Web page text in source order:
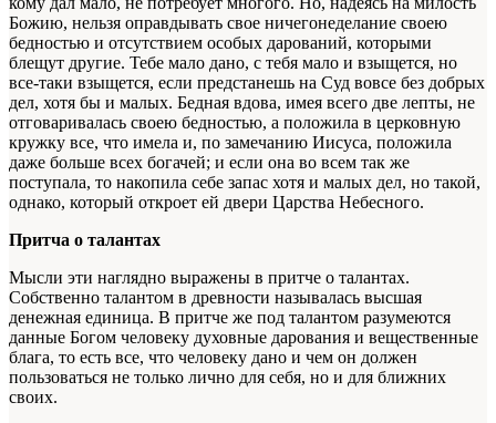
Божию, нельзя оправдывать свое ничегонеделание своею
бедностью и отсутствием особых дарований, которыми
блещут другие. Тебе мало дано, с тебя мало и взыщется, но
все-таки взыщется, если предстанешь на Суд вовсе без добрых
дел, хотя бы и малых. Бедная вдова, имея всего две лепты, не
отговаривалась своею бедностью, а положила в церковную
кружку все, что имела и, по замечанию Иисуса, положила
даже больше всех богачей; и если она во всем так же
поступала, то накопила себе запас хотя и малых дел, но такой,
однако, который откроет ей двери Царства Небесного.
Притча о талантах
Мысли эти наглядно выражены в притче о талантах.
Собственно талантом в древности называлась высшая
денежная единица. В притче же под талантом разумеются
данные Богом человеку духовные дарования и вещественные
блага, то есть все, что человеку дано и чем он должен
пользоваться не только лично для себя, но и для ближних
своих.